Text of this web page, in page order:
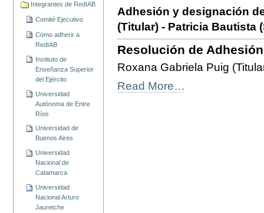
Integrantes de RedIAB
Comité Ejecutivo
Cómo adherir a
RedIAB
Instituto de
Enseñanza Superior
del Ejército
Universidad
Autónoma de Entre
Ríos
Universidad de
Buenos Aires
Universidad
Nacional de
Catamarca
Universidad
Nacional Arturo
Jauretche
Adhesión y designación
(Titular) - Patricia Bautista
Resolución de Adhesión
Roxana Gabriela Puig
Read More…